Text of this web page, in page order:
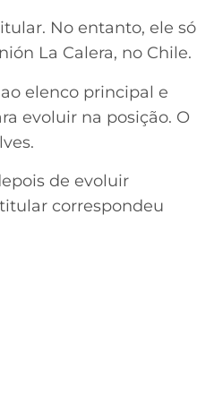
No entanto, ele só
La Calera, no Chile.
elenco principal e
evoluir na posição. O
de evoluir
correspondeu